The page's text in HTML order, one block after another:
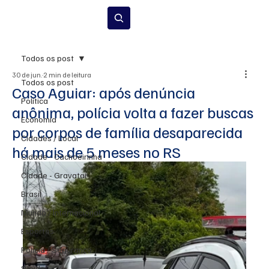
Todos os post
Política
Economia
Cidades / Local
Cidade - Cachoeirinha
Cidade - Gravataí
Brasil
Mundo / Internacional
Esportes
Polícia / Segurança
Todos os post
Caso Aguiar: após denúncia
anônima, polícia volta a fazer buscas
por corpos de família desaparecida
há mais de 5 meses no RS
30 de jun. 2 min de leitura